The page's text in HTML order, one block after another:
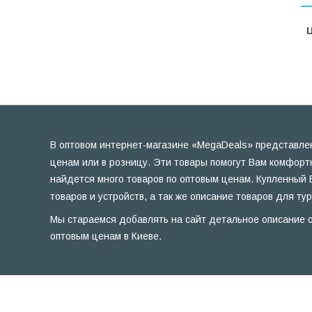
В оптовом интернет-магазине «MegaDeals»
ценам или в розницу. Эти товары помогут Вам
найдется много товаров по оптовым ценам.
товаров и устройств, а так же описание товаров для
Мы стараемся добавлять на сайт детальное описание
оптовым ценам в Киеве.